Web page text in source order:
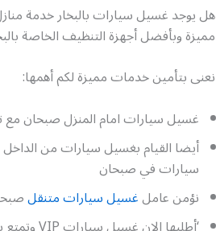
هل يوجد غسيل سيارات بالبخار خدمة
مميزة وبأفضل أجهزة التنظيف الخاصة
نعنى بتأمين خدمات مميزة لكم أهمها:
غسيل سيارات امام المنزل صبحان
أيضا القيام بغسيل سيارات من
سيارات في صبحان
نؤمن عاملغسيل سيارات متنقل